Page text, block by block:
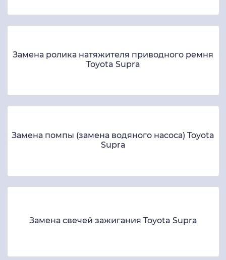
Замена ролика натяжителя приводного ремня
Toyota Supra
Замена помпы (замена водяного насоса) Toyota
Supra
Замена свечей зажигания Toyota Supra